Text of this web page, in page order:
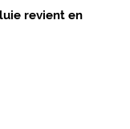
revient en